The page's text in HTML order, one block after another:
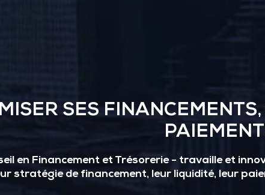
SES
en Financement et Trésorerie - travaille et
stratégie de financement, leur liquidité, leur